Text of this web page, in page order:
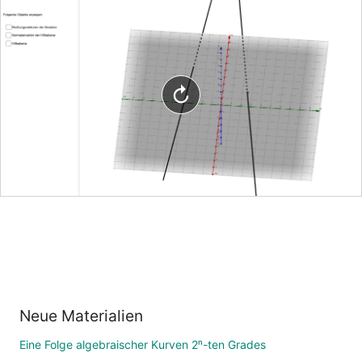
Anmelden
Neue Materialien
Eine Folge algebraischer Kurven 2ⁿ-ten Grades